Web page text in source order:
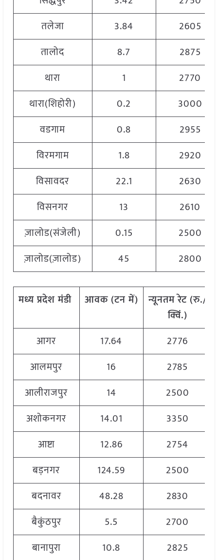
तलेजा
3.84
2605
तालोद
8.7
2875
थारा
1
2770
थारा(शिहोरी)
0.2
3000
वडगाम
0.8
2955
विरमगाम
1.8
2920
विसावदर
22.1
2630
विसनगर
13
2610
ज़ालोड(संजेली)
0.15
2500
ज़ालोड(ज़ालोड)
45 2800
मध्यप्रदेशमंडी आवक(टनमें) न्यूनतमरेट(रु./
क्विं.)
आगर 17.64
2776
आलमपुर
16
2785
आलीराजपुर
14
2500
अशोकनगर
14.01
3350
आष्टा
12.86
2754
बड़नगर
124.59
2500
बदनावर
48.28
2830
बैकुंठपुर
5.5
2700
बानापुरा
10.8
2825